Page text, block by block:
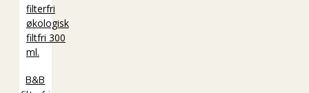
B&B